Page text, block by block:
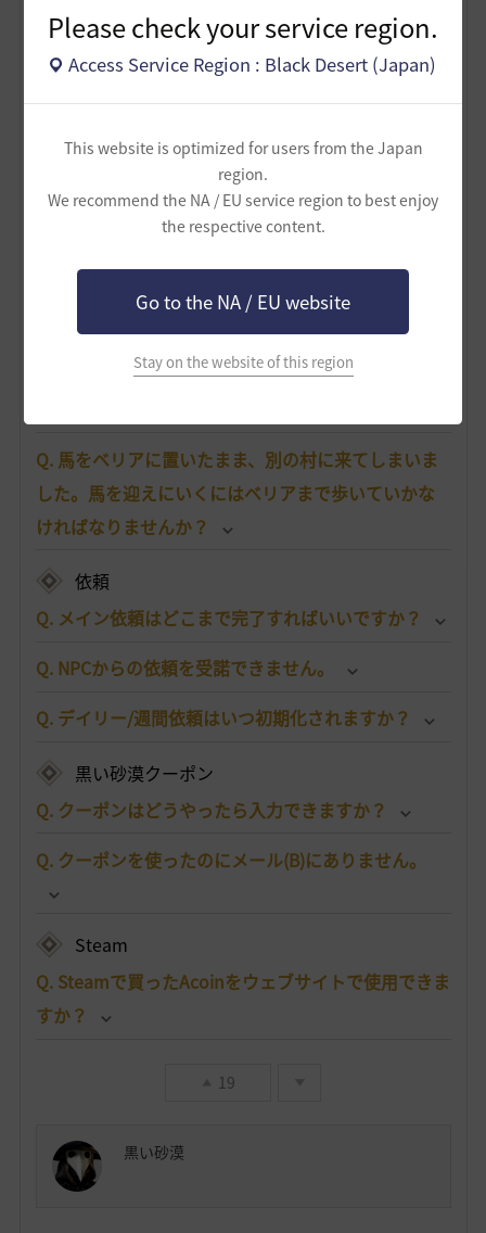
Please check your service region.
Access Service Region : Black Desert (Japan)
This website is optimized for users from the Japan
region.
We recommend the NA / EU service region to best enjoy
the respective content.
Go to the NA / EU website
Stay on the website of this region
Q. 「始まりのブラックストーン」が余ってしまいま
した。何か使い道はありませんか？もしくは売るこ
てしまいました。耐久度は、どこで修理/復旧できま
すか？また、装備ごとに必要な材料があれば知りた
Q. 馬はどこで手に入りますか？
Q. 馬が死んでしまいました。どうすればいいです
Q. 馬をベリアに置いたまま、別の村に来てしまいま
した。馬を迎えにいくにはベリアまで歩いていかな
ければなりませんか？
依頼
Q. メイン依頼はどこまで完了すればいいですか？
Q. NPCからの依頼を受諾できません。
Q. デイリー/週間依頼はいつ初期化されますか？
黒い砂漠クーポン
Q. クーポンはどうやったら入力できますか？
Q. クーポンを使ったのにメール(B)にありません。
Steam
Q. Steamで買ったAcoinをウェブサイトで使用できま
すか？
19
黒い砂漠